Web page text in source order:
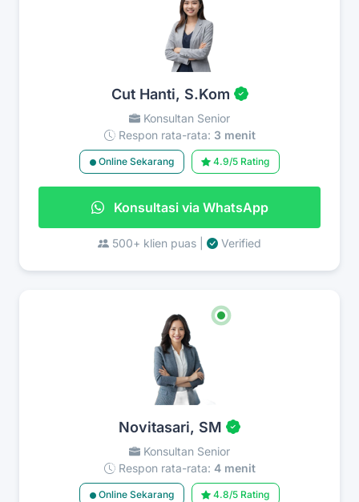
Cut Hanti, S.Kom
Konsultan Senior
Respon rata-rata: 3 menit
Online Sekarang 4.9/5 Rating
Konsultasi via WhatsApp
500+ klien puas | Verified
Novitasari, SM
Konsultan Senior
Respon rata-rata: 4 menit
Online Sekarang 4.8/5 Rating